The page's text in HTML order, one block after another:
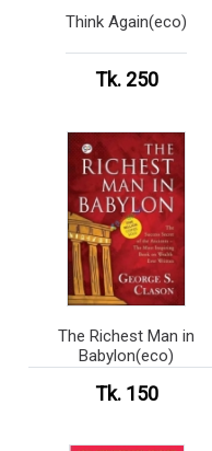
Think Again(eco)
Tk. 250
The Richest Man in
Babylon(eco)
Tk. 150